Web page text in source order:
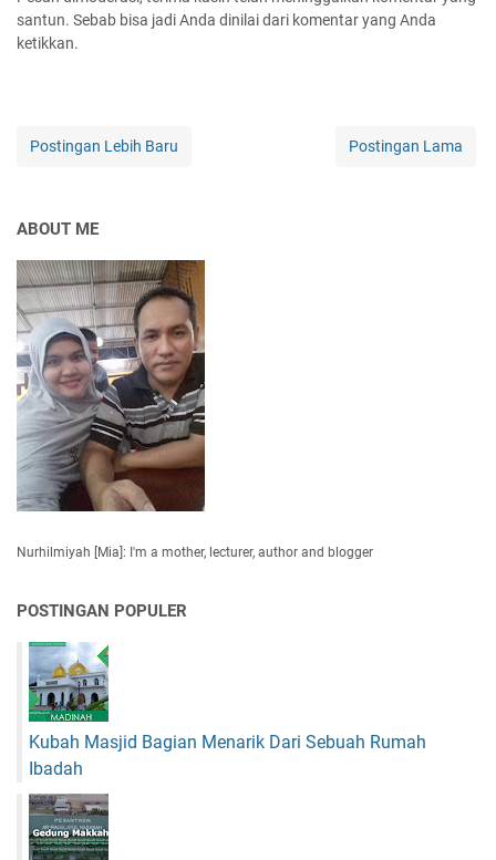
santun. Sebab bisa jadi Anda dinilai dari komentar yang Anda
ketikkan.
Postingan Lebih Baru Postingan Lama
ABOUT ME
Nurhilmiyah [Mia]: I'm a mother, lecturer, author and blogger
POSTINGAN POPULER
Kubah Masjid Bagian Menarik Dari Sebuah Rumah
Ibadah